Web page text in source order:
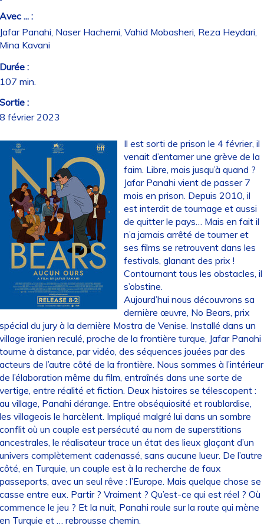
... :
Panahi, Naser Hachemi, Vahid Mobasheri, Reza Heydari,
Kavani
:
min.
:
février 2023
Il est sorti de prison le 4 février, il
venait d’entamer une grève de la
faim. Libre, mais jusqu’à quand ?
Jafar Panahi vient de passer 7
mois en prison. Depuis 2010, il
est interdit de tournage et aussi
de quitter le pays… Mais en fait il
n’a jamais arrêté de tourner et
ses films se retrouvent dans les
festivals, glanant des prix !
Contournant tous les obstacles, il
s’obstine.
Aujourd’hui nous découvrons sa
dernière œuvre, No Bears, prix
du jury à la dernière Mostra de Venise. Installé dans un
iranien reculé, proche de la frontière turque, Jafar Panahi
à distance, par vidéo, des séquences jouées par des
de l’autre côté de la frontière. Nous sommes à l’intérieur
l’élaboration même du film, entraînés dans une sorte de
entre réalité et fiction. Deux histoires se télescopent :
village, Panahi dérange. Entre obséquiosité et roublardise,
villageois le harcèlent. Impliqué malgré lui dans un sombre
où un couple est persécuté au nom de superstitions
le réalisateur trace un état des lieux glaçant d’un
complètement cadenassé, sans aucune lueur. De l’autre
en Turquie, un couple est à la recherche de faux
avec un seul rêve : l’Europe. Mais quelque chose se
entre eux. Partir ? Vraiment ? Qu’est-ce qui est réel ? Où
le jeu ? Et la nuit, Panahi roule sur la route qui mène
Turquie et … rebrousse chemin.